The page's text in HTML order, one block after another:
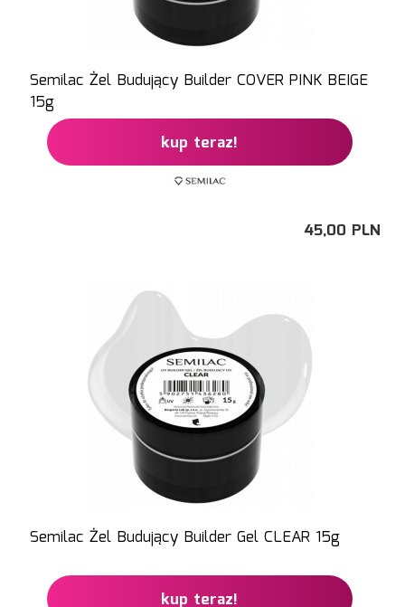
Semilac Żel Budujący Builder COVER PINK BEIGE
15g
kup teraz!
45,00 PLN
Semilac Żel Budujący Builder Gel CLEAR 15g
kup teraz!